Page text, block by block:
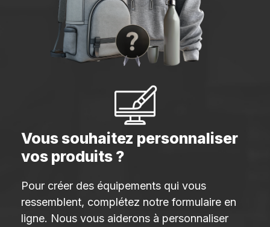
Vous souhaitez personnaliser
vos produits ?
Pour créer des équipements qui vous
ressemblent, complétez notre formulaire en
ligne. Nous vous aiderons à personnaliser